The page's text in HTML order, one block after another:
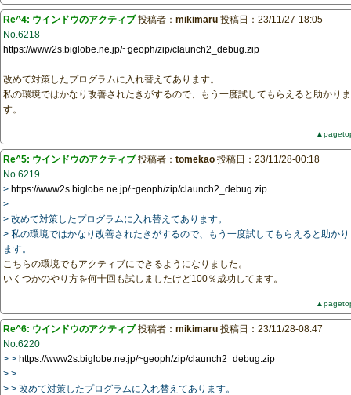
Re^4: ウインドウのアクティブ投稿者： mikimaru 投稿日：23/11/27-18:05
No.6218
https://www2s.biglobe.ne.jp/~geoph/zip/claunch2_debug.zip
改めて対策したプログラムに入れ替えてあります。
私の環境ではかなり改善されたきがするので、もう一度試してもらえると助かりま
す。
Re^5: ウインドウのアクティブ投稿者： tomekao 投稿日：23/11/28-00:18
No.6219
> https://www2s.biglobe.ne.jp/~geoph/zip/claunch2_debug.zip
>
> 改めて対策したプログラムに入れ替えてあります。
> 私の環境ではかなり改善されたきがするので、もう一度試してもらえると助かり
ます。
こちらの環境でもアクティブにできるようになりました。
いくつかのやり方を何十回も試しましたけど100％成功してます。
Re^6: ウインドウのアクティブ投稿者： mikimaru 投稿日：23/11/28-08:47
No.6220
> > https://www2s.biglobe.ne.jp/~geoph/zip/claunch2_debug.zip
> >
> > 改めて対策したプログラムに入れ替えてあります。